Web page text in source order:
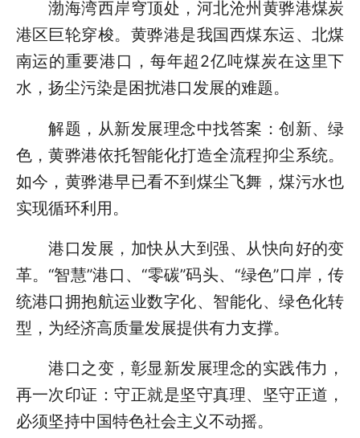
渤海湾西岸穹顶处，河北沧州黄骅港煤炭
港区巨轮穿梭。黄骅港是我国西煤东运、北煤
南运的重要港口，每年超2亿吨煤炭在这里下
水，扬尘污染是困扰港口发展的难题。
解题，从新发展理念中找答案：创新、绿
色，黄骅港依托智能化打造全流程抑尘系统。
如今，黄骅港早已看不到煤尘飞舞，煤污水也
实现循环利用。
港口发展，加快从大到强、从快向好的变
革。“智慧”港口、“零碳”码头、“绿色”口岸，传
统港口拥抱航运业数字化、智能化、绿色化转
型，为经济高质量发展提供有力支撑。
港口之变，彰显新发展理念的实践伟力，
再一次印证：守正就是坚守真理、坚守正道，
必须坚持中国特色社会主义不动摇。